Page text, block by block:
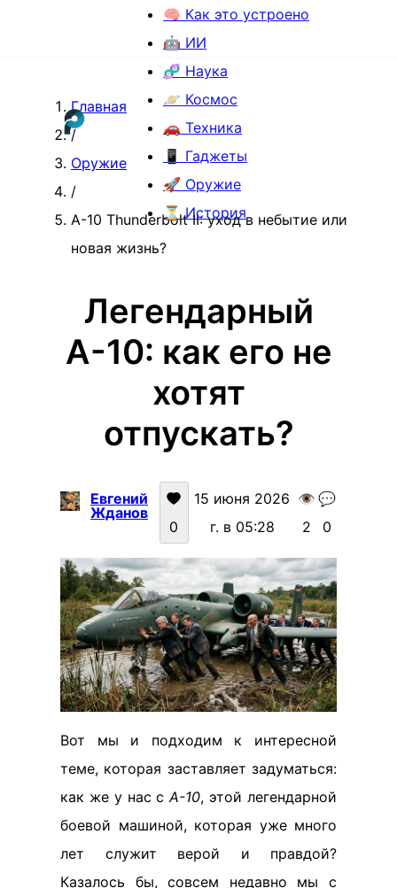
🧠 Как это устроено
🤖 ИИ
🧬 Наука
🪐 Космос
🚗 Техника
📱 Гаджеты
🚀 Оружие
⏳ История
Главная
/
Оружие
/
A-10 Thunderbolt II: уход в небытие или
новая жизнь?
Легендарный
A-10: как его не
хотят
отпускать?
Евгений
Жданов
0
15 июня 2026
г. в 05:28
👁️
2
💬
0
Вот мы и подходим к интересной
теме, которая заставляет задуматься:
как же у нас сА-10, этой легендарной
боевой машиной, которая уже много
лет служит верой и правдой?
Казалось бы, совсем недавно мы с